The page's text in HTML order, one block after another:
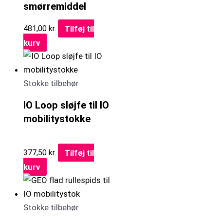
smørremiddel
481,00 kr.
Tilføj til
kurv
Stokke tilbehør
IO Loop sløjfe til IO
mobilitystokke
377,50 kr.
Tilføj til
kurv
Stokke tilbehør